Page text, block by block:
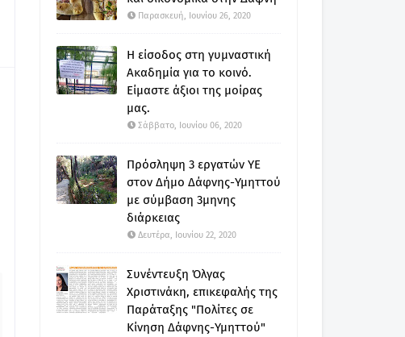
Παρασκευή, Ιουνίου 26, 2020
Η είσοδος στη γυμναστική
Ακαδημία για το κοινό.
Είμαστε άξιοι της μοίρας
μας.
Σάββατο, Ιουνίου 06, 2020
Πρόσληψη 3 εργατών ΥΕ
στον Δήμο Δάφνης-Υμηττού
με σύμβαση 3μηνης
διάρκειας
Δευτέρα, Ιουνίου 22, 2020
Συνέντευξη Όλγας
Χριστινάκη, επικεφαλής της
Παράταξης "Πολίτες σε
Κίνηση Δάφνης-Υμηττού"